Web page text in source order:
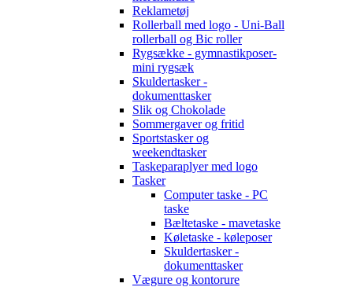
Reklametøj
Rollerball med logo - Uni-Ball
rollerball og Bic roller
Rygsække - gymnastikposer-
mini rygsæk
Skuldertasker -
dokumenttasker
Slik og Chokolade
Sommergaver og fritid
Sportstasker og
weekendtasker
Taskeparaplyer med logo
Tasker
Computer taske - PC
taske
Bæltetaske - mavetaske
Køletaske - køleposer
Skuldertasker -
dokumenttasker
Vægure og kontorure